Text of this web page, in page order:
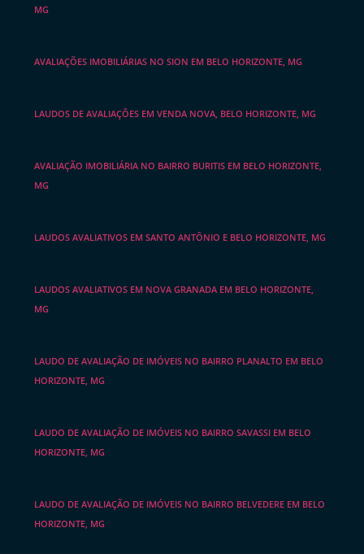
MG
AVALIAÇÕES IMOBILIÁRIAS NO SION EM BELO HORIZONTE, MG
LAUDOS DE AVALIAÇÕES EM VENDA NOVA, BELO HORIZONTE, MG
AVALIAÇÃO IMOBILIÁRIA NO BAIRRO BURITIS EM BELO HORIZONTE,
MG
LAUDOS AVALIATIVOS EM SANTO ANTÔNIO E BELO HORIZONTE, MG
LAUDOS AVALIATIVOS EM NOVA GRANADA EM BELO HORIZONTE,
MG
LAUDO DE AVALIAÇÃO DE IMÓVEIS NO BAIRRO PLANALTO EM BELO
HORIZONTE, MG
LAUDO DE AVALIAÇÃO DE IMÓVEIS NO BAIRRO SAVASSI EM BELO
HORIZONTE, MG
LAUDO DE AVALIAÇÃO DE IMÓVEIS NO BAIRRO BELVEDERE EM BELO
HORIZONTE, MG